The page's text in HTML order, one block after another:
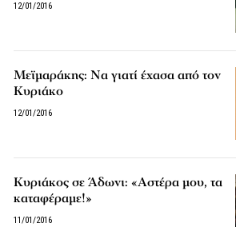
12/01/2016
Μεϊμαράκης: Να γιατί έχασα από τον
Κυριάκο
12/01/2016
Κυριάκος σε Άδωνι: «Αστέρα μου, τα
καταφέραμε!»
11/01/2016